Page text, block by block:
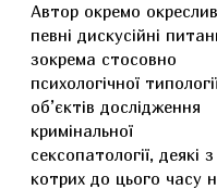
Автор окремо окреслив
певні дискусійні
зокрема стосовно
психологічної
об’єктів дослідження
кримінальної
сексопатології, деякі з
котрих до цього часу